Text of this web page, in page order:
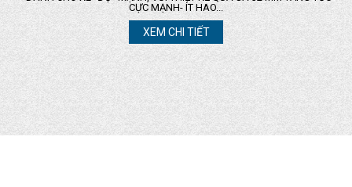
CỰC MẠNH- ÍT HAO...
XEM CHI TIẾT